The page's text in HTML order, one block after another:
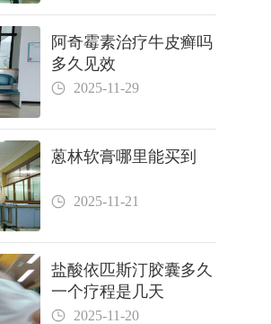
阿奇霉素治疗牛皮癣吗
多久见效
2025-11-29
蒽林软膏哪里能买到
2025-11-21
盐酸依匹斯汀胶囊多久
一个疗程是几天
2025-11-20